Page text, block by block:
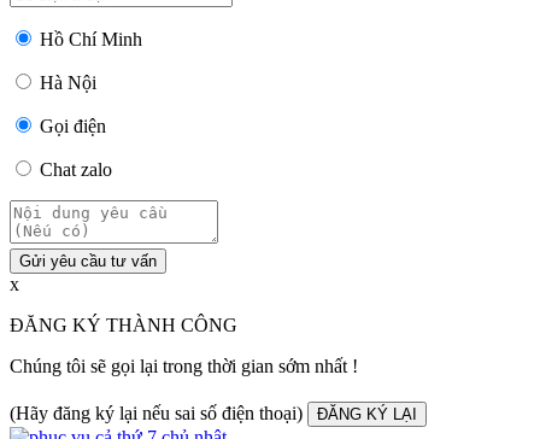
Hồ Chí Minh
Hà Nội
Gọi điện
Chat zalo
Gửi yêu cầu tư vấn
x
ĐĂNG KÝ THÀNH CÔNG
Chúng tôi sẽ gọi lại trong thời gian sớm nhất !
(Hãy đăng ký lại nếu sai số điện thoại) ĐĂNG KÝ LẠI